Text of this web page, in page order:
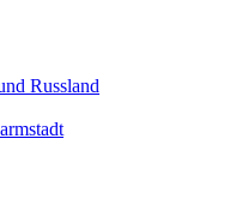
Russland